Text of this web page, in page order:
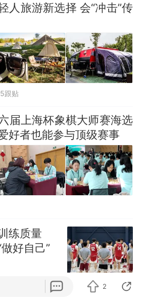
人旅游新选择 会“冲击”传
跟贴
届上海杯象棋大师赛海选
好者也能参与顶级赛事
练质量
好自己”
2